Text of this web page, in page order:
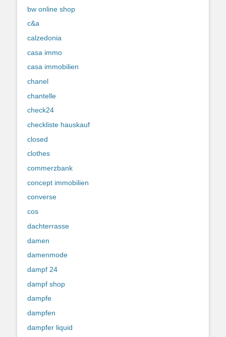
bw online shop
c&a
calzedonia
casa immo
casa immobilien
chanel
chantelle
check24
checkliste hauskauf
closed
clothes
commerzbank
concept immobilien
converse
cos
dachterrasse
damen
damenmode
dampf 24
dampf shop
dampfe
dampfen
dampfer liquid